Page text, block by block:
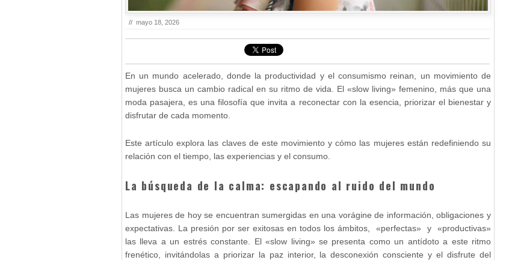
// mayo 18, 2026
En un mundo acelerado, donde la productividad y el consumismo reinan, un movimiento de
mujeres busca un cambio radical en su ritmo de vida. El «slow living» femenino, más que una
moda pasajera, es una filosofía que invita a reconectar con la esencia, priorizar el bienestar y
disfrutar de cada momento.
Este artículo explora las claves de este movimiento y cómo las mujeres están redefiniendo su
relación con el tiempo, las experiencias y el consumo.
La búsqueda de la calma: escapando al ruido del mundo
Las mujeres de hoy se encuentran sumergidas en una vorágine de información, obligaciones y
expectativas. La presión por ser exitosas en todos los ámbitos, «perfectas» y «productivas»
las lleva a un estrés constante. El «slow living» se presenta como un antídoto a este ritmo
frenético, invitándolas a priorizar la paz interior, la desconexión consciente y el disfrute del